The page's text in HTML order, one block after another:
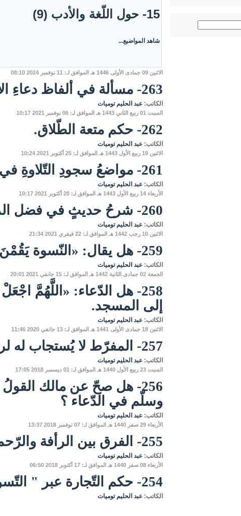
15- حول اللّغة والأدب (9)
شاهد المواضيع...
الاثنين 09 جمادى الأولى 1446 هـ الموافق لـ: 11 نوفمبر 2024 08:10
263- مسألة في ألفاظ دعاءِ الاستخارةِ
الكاتب: عبد الحليم توميات
السبت 01 ربيع الثاني 1443 هـ الموافق لـ: 06 نوفمبر 2021 10:17
262- حكم متعة الطّلاق.
الكاتب: عبد الحليم توميات
الاثنين 19 ربيع الأول 1443 هـ الموافق لـ: 25 أكتوبر 2021 10:24
261- مواضعُ سجودِ التّلاوةِ في القرآن.
الكاتب: عبد الحليم توميات
الأربعاء 14 ربيع الأول 1443 هـ الموافق لـ: 20 أكتوبر 2021 10:17
260- شرحُ حديثٍ في فضل المسجدِ الأقصَى.
الكاتب: عبد الحليم توميات
الاثنين 10 رجب 1442 هـ الموافق لـ: 22 فيفري 2021 21:34
259- هل يقال: «النّسوة يَقُمْنَ» أو «تَقُمْنَ»
الكاتب: عبد الحليم توميات
الجمعة 02 جمادى الثانية 1442 هـ الموافق لـ: 15 جانفي 2021 20:01
258- هل الدّعاء: «اللَّهُمَّ
إلى المسجد.
الكاتب: عبد الحليم توميات
الاثنين 18 جمادى الأولى 1441 هـ الموافق لـ: 13 جانفي 2020 11:46
257- المفرّط لا يُستجاب له لرفع نتيجة تفريطه.
الكاتب: عبد الحليم توميات
السبت 23 ربيع الأول 1440 هـ الموافق لـ: 01 ديسمبر 2018 17:05
256- هل صحّ عن مالك القولُ
وسلّم في الدّعاء ؟
الكاتب: عبد الحليم توميات
الأربعاء 29 صفر 1440 هـ الموافق لـ: 07 نوفمبر 2018 13:37
255- الفرق بين الرأفة والرّحمة.
الكاتب: عبد الحليم توميات
الأربعاء 08 صفر 1440 هـ الموافق لـ: 17 أكتوبر 2018 06:50
254- حكم التّجارة عبر " التّسويق الشّبكيّ "
الكاتب: عبد الحليم توميات